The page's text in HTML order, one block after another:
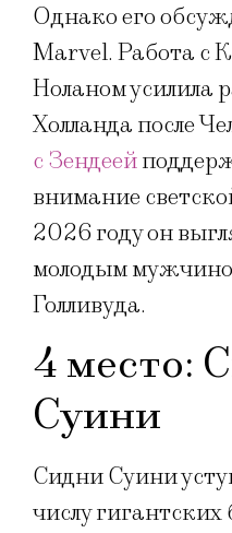
Однако его
Marvel. Работа с
Ноланом усилила
Холланда после
с Зендеей
внимание
2026 году он
молодым
Голливуда.
4 место:
Суини
Сидни Суини
числу гигантских